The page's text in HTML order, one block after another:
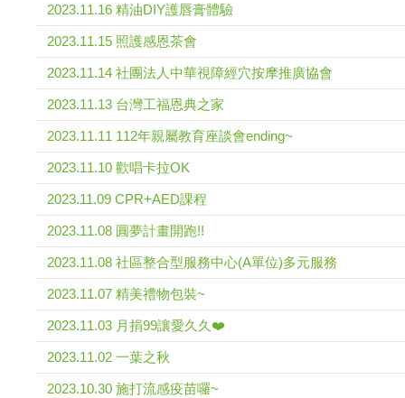
2023.11.16 精油DIY護唇膏體驗
2023.11.15 照護感恩茶會
2023.11.14 社團法人中華視障經穴按摩推廣協會
2023.11.13 台灣工福恩典之家
2023.11.11 112年親屬教育座談會ending~
2023.11.10 歡唱卡拉OK
2023.11.09 CPR+AED課程
2023.11.08 圓夢計畫開跑!!
2023.11.08 社區整合型服務中心(A單位)多元服務
2023.11.07 精美禮物包裝~
2023.11.03 月捐99讓愛久久❤️
2023.11.02 一葉之秋
2023.10.30 施打流感疫苗囉~